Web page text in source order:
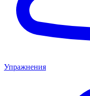
Упражнения